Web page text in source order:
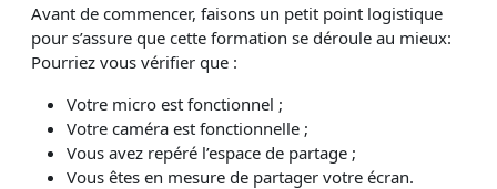
Avant de commencer, faisons un petit point logistique
pour s’assure que cette formation se déroule au mieux:
Pourriez vous vérifier que :
Votre micro est fonctionnel ;
Votre caméra est fonctionnelle ;
Vous avez repéré l’espace de partage ;
Vous êtes en mesure de partager votre écran.